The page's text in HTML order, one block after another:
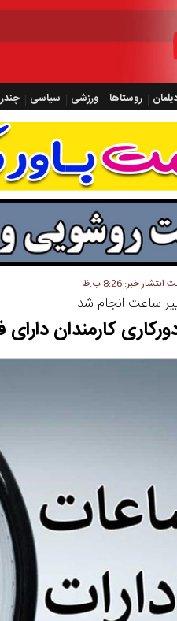
روستاها ورزشی سیاسی
خبر: 8:26 ب.ظ
ساعت انجام شد
کارمندان دارای فرزند